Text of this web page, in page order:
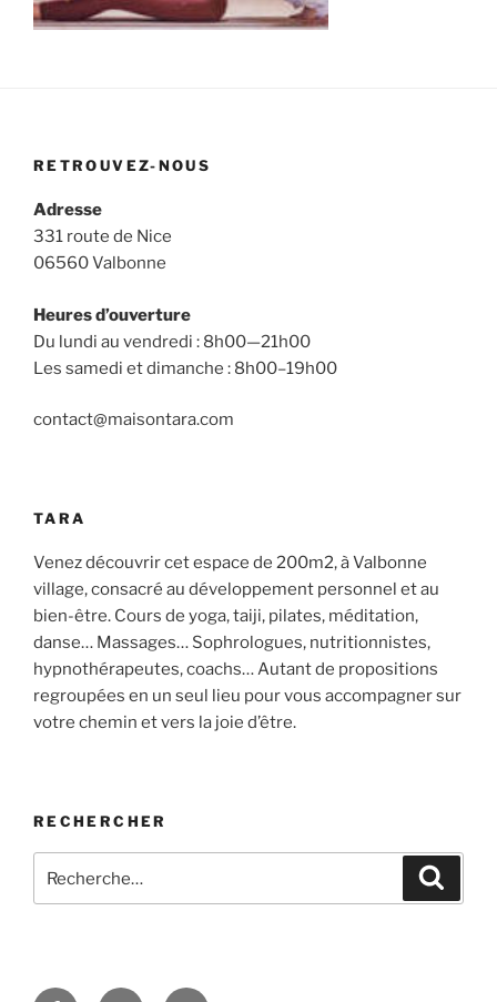
RETROUVEZ-NOUS
Adresse
331 route de Nice
06560 Valbonne
Heures d’ouverture
Du lundi au vendredi : 8h00—21h00
Les samedi et dimanche : 8h00–19h00
contact@maisontara.com
TARA
Venez découvrir cet espace de 200m2, à Valbonne
village, consacré au développement personnel et au
bien-être. Cours de yoga, taiji, pilates, méditation,
danse… Massages… Sophrologues, nutritionnistes,
hypnothérapeutes, coachs… Autant de propositions
regroupées en un seul lieu pour vous accompagner sur
votre chemin et vers la joie d’être.
RECHERCHER
pour